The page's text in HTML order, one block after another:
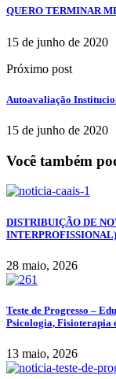
QUERO TERMINAR
15 de junho de 2020
Próximo post
Autoavaliação
15 de junho de 2020
Você também
DISTRIBUIÇÃO DE
INTERPROFISSIONAL)
28 maio, 2026
Teste de Progresso –
Psicologia, Fisioterapia
13 maio, 2026